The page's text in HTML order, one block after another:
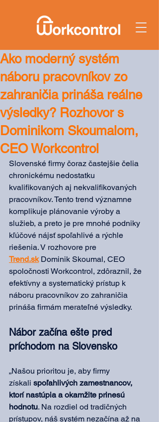
Ako moderný systém
náboru pracovníkov zo
zahraničia prináša reálne
výsledky? Rozhovor s
Dominikom Skoumalom,
CEO Workcontrol
Slovenské firmy čoraz častejšie čelia
chronickému nedostatku
kvalifikovaných aj nekvalifikovaných
pracovníkov. Tento trend významne
komplikuje plánovanie výroby a
služieb, a preto je pre mnohé podniky
kľúčové nájsť spoľahlivé a rýchle
riešenia. V rozhovore pre
Trend.sk Dominik Skoumal, CEO
spoločnosti Workcontrol, zdôraznil, že
efektívny a systematický prístup k
náboru pracovníkov zo zahraničia
prináša firmám merateľné výsledky.
Nábor začína ešte pred
príchodom na Slovensko
„Našou prioritou je, aby firmy
získali spoľahlivých zamestnancov,
ktorí nastúpia a okamžite prinesú
hodnotu. Na rozdiel od tradičných
prístupov, náš systém nezačína až na